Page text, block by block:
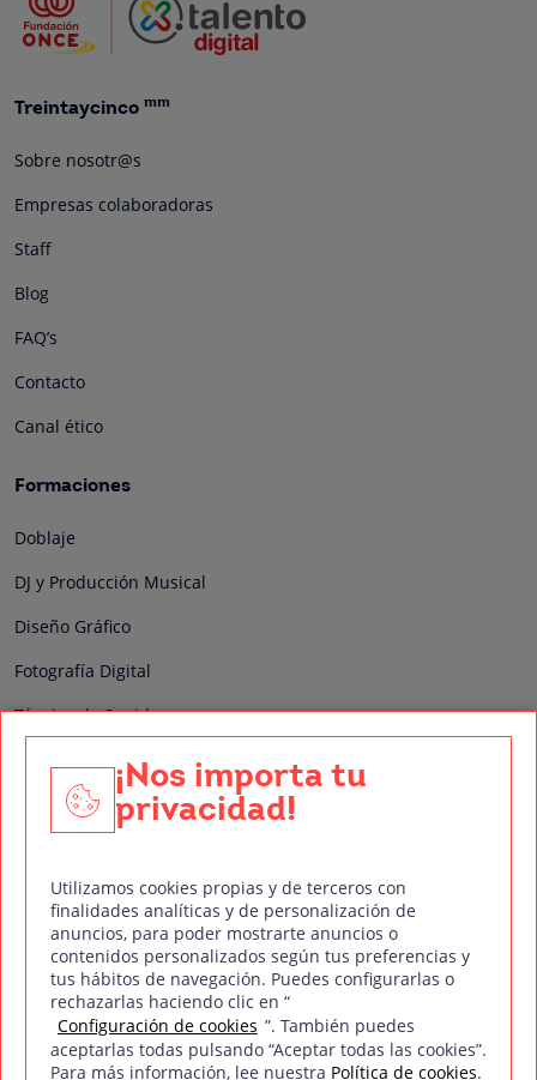
Treintaycinco mm
Sobre nosotr@s
Empresas colaboradoras
Staff
Blog
FAQ’s
Contacto
Canal ético
Formaciones
Doblaje
DJ y Producción Musical
Diseño Gráfico
Fotografía Digital
Técnico de Sonido
Edición y Postproducción de Vídeo
Nuestros sellos de calidad
Síguenos en Redes Sociales
Política de privacidad Política de cookies Aviso legal
¡Nos importa tu
privacidad!
Utilizamos cookies propias y de terceros con
finalidades analíticas y de personalización de
anuncios, para poder mostrarte anuncios o
contenidos personalizados según tus preferencias y
tus hábitos de navegación. Puedes configurarlas o
rechazarlas haciendo clic en “
Configuración de cookies ”. También puedes
aceptarlas todas pulsando “Aceptar todas las cookies”.
Para más información, lee nuestra Política de cookies.